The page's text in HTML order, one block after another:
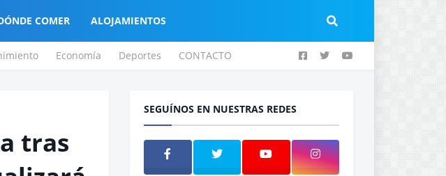
COMER ALOJAMIENTOS
Economía Deportes CONTACTO
tras
SEGUÍNOS EN NUESTRAS REDES